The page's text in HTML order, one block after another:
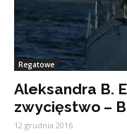
Regatowe
Aleksandra B.
zwycięstwo –
12 grudnia 2016